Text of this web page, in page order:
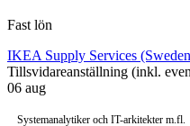
Fast lön
IKEA Supply Services
Tillsvidareanställning (inkl.
06 aug
Systemanalytiker och IT-arkitekter m.fl.